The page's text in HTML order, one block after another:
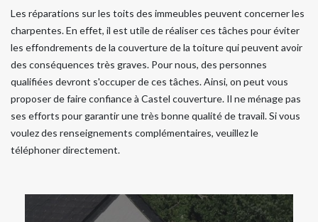
Les réparations sur les toits des immeubles peuvent concerner les
charpentes. En effet, il est utile de réaliser ces tâches pour éviter
les effondrements de la couverture de la toiture qui peuvent avoir
des conséquences très graves. Pour nous, des personnes
qualifiées devront s'occuper de ces tâches. Ainsi, on peut vous
proposer de faire confiance à Castel couverture. Il ne ménage pas
ses efforts pour garantir une très bonne qualité de travail. Si vous
voulez des renseignements complémentaires, veuillez le
téléphoner directement.